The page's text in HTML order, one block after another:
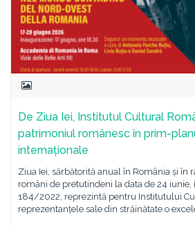
De Ziua Iei, Institutul Cultural
patrimoniul românesc în prim-
internaționale
Ziua Iei, sărbătorită anual în România și
români de pretutindeni la data de 24 iunie,
184/2022, reprezintă pentru Institutului
reprezentanțele sale din străinătate o